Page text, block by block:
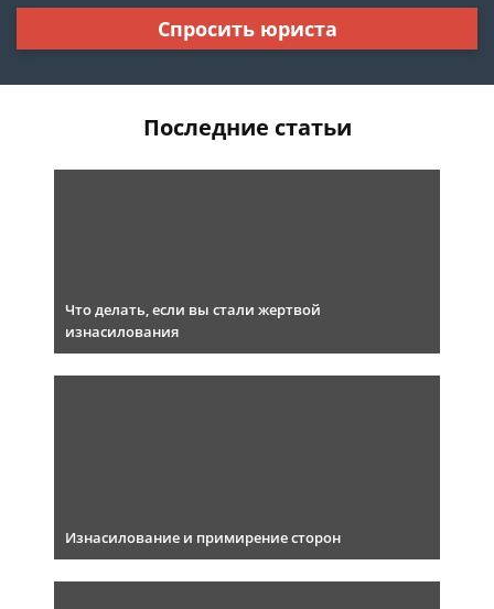
Спросить юриста
Последние статьи
Что делать, если вы стали жертвой
изнасилования
Изнасилование и примирение сторон